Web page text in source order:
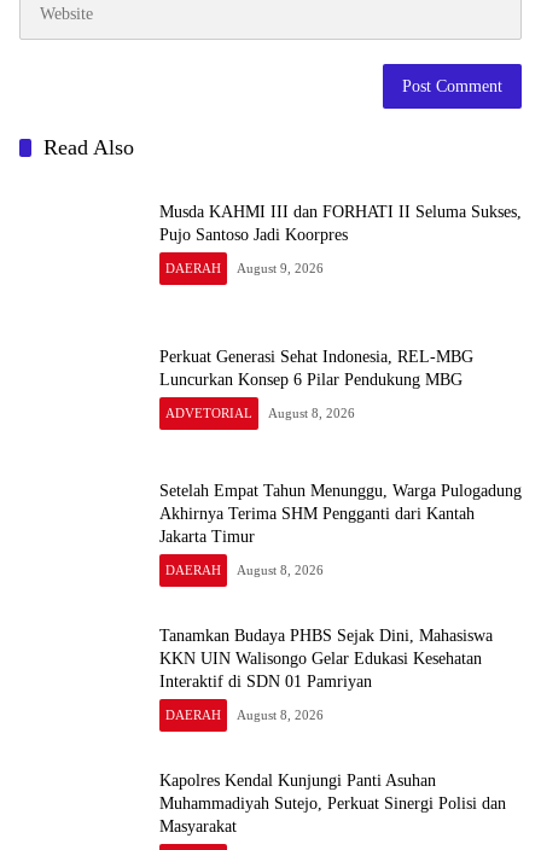
Read Also
Musda KAHMI III dan FORHATI II Seluma Sukses,
Pujo Santoso Jadi Koorpres
DAERAH August 9, 2026
Perkuat Generasi Sehat Indonesia, REL-MBG
Luncurkan Konsep 6 Pilar Pendukung MBG
ADVETORIAL August 8, 2026
Setelah Empat Tahun Menunggu, Warga Pulogadung
Akhirnya Terima SHM Pengganti dari Kantah
Jakarta Timur
DAERAH August 8, 2026
Tanamkan Budaya PHBS Sejak Dini, Mahasiswa
KKN UIN Walisongo Gelar Edukasi Kesehatan
Interaktif di SDN 01 Pamriyan
DAERAH August 8, 2026
Kapolres Kendal Kunjungi Panti Asuhan
Muhammadiyah Sutejo, Perkuat Sinergi Polisi dan
Masyarakat